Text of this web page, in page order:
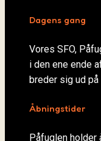
Dagens gang
Vores SFO,
i den ene ende
breder sig ud
Åbningstider
Påfuglen holder